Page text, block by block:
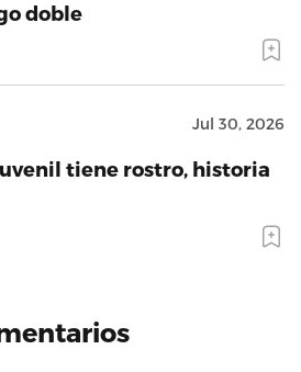
doble
Jul 30, 2026
tiene rostro, historia